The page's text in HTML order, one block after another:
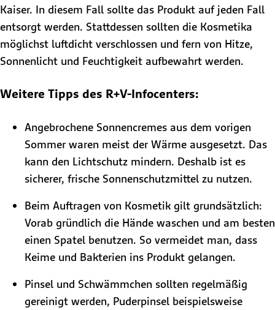
Kaiser. In diesem Fall sollte das Produkt auf jeden Fall
entsorgt werden. Stattdessen sollten die Kosmetika
möglichst luftdicht verschlossen und fern von Hitze,
Sonnenlicht und Feuchtigkeit aufbewahrt werden.
Weitere Tipps des R+V-Infocenters:
Angebrochene Sonnencremes aus dem vorigen
Sommer waren meist der Wärme ausgesetzt. Das
kann den Lichtschutz mindern. Deshalb ist es
sicherer, frische Sonnenschutzmittel zu nutzen.
Beim Auftragen von Kosmetik gilt grundsätzlich:
Vorab gründlich die Hände waschen und am besten
einen Spatel benutzen. So vermeidet man, dass
Keime und Bakterien ins Produkt gelangen.
Pinsel und Schwämmchen sollten regelmäßig
gereinigt werden, Puderpinsel beispielsweise